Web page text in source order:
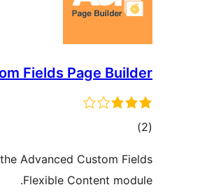
Fields Page Builder
(2 דרוגים)
Advanced Custom Fields
Flexible Content module.